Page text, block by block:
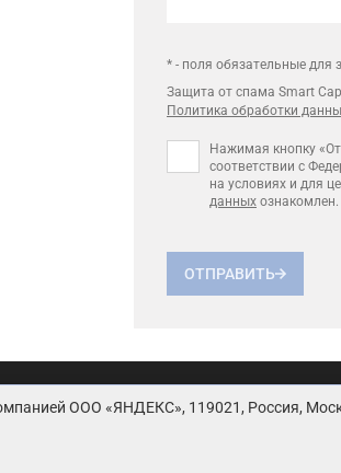
* - поля обязательные для
Защита от спама Smart
Политика обработки
Нажимая кнопку
соответствии с
на условиях и для
данных ознакомлен.
ОТПРАВИТЬ
Политика обработки
ООО «ЯНДЕКС», 119021, Россия,